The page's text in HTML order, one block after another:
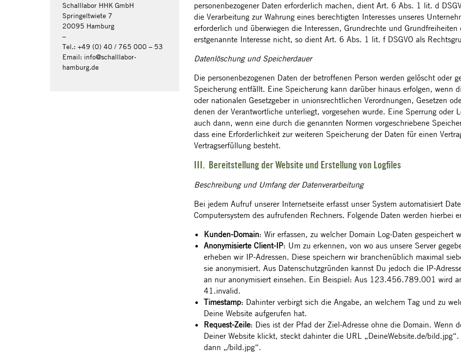
Schalllabor HHK GmbH
Springeltwiete 7
20095 Hamburg
–
Tel.: +49 (0) 40 / 765 000 – 53
Email: info@schalllabor-
hamburg.de
personenbezogener Daten erforderlich machen, dient Art. 6 Abs. 1 lit. d
die Verarbeitung zur Wahrung eines berechtigten Interesses unseres
erforderlich und überwiegen die Interessen, Grundrechte und Grundfreiheiten
erstgenannte Interesse nicht, so dient Art. 6 Abs. 1 lit. f DSGVO als
Datenlöschung und Speicherdauer
Die personenbezogenen Daten der betroffenen Person werden gelöscht oder
Speicherung entfällt. Eine Speicherung kann darüber hinaus erfolgen, wenn
oder nationalen Gesetzgeber in unionsrechtlichen Verordnungen, Gesetzen
denen der Verantwortliche unterliegt, vorgesehen wurde. Eine Sperrung oder
auch dann, wenn eine durch die genannten Normen vorgeschriebene
dass eine Erforderlichkeit zur weiteren Speicherung der Daten für einen
Vertragserfüllung besteht.
III. Bereitstellung der Website und Erstellung von Logfiles
Beschreibung und Umfang der Datenverarbeitung
Bei jedem Aufruf unserer Internetseite erfasst unser System automatisiert
Computersystem des aufrufenden Rechners. Folgende Daten werden hierbei
Kunden-Domain: Wir erfassen, zu welcher Domain Log-Daten gespeichert
Anonymisierte Client-IP: Um zu erkennen, von wo aus unsere Server
erheben wir IP-Adressen. Diese speichern wir branchenüblich maximal
sie anonymisiert. Aus Datenschutzgründen kannst Du jedoch die IP-
an nur anonymisiert einsehen. Ein Beispiel: Aus 123.456.789.001 wird
41.invalid.
Timestamp: Dahinter verbirgt sich die Angabe, an welchem Tag und zu
Deine Website aufgerufen hat.
Request-Zeile: Dies ist der Pfad der Ziel-Adresse ohne die Domain. Wenn
Deiner Website klickt, steckt dahinter die URL „DeineWebsite.de/
dann „/bild.jpg“.